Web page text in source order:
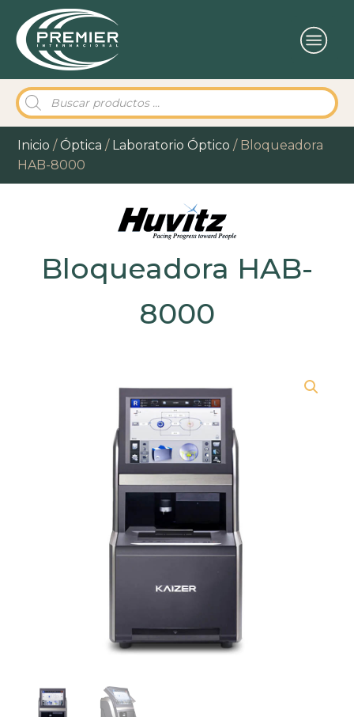
Búsqueda
de
productos
Inicio /Óptica / Laboratorio Óptico / Bloqueadora
HAB-8000
Bloqueadora HAB-
8000